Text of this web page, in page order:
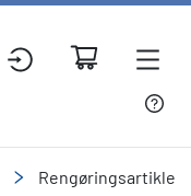
Rengøringsartikler